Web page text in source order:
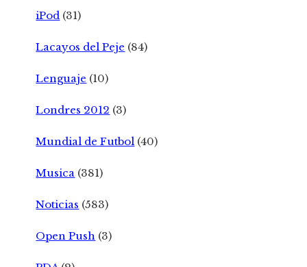
iPod (31)
Lacayos del Peje (84)
Lenguaje (10)
Londres 2012 (3)
Mundial de Futbol (40)
Musica (381)
Noticias (583)
Open Push (3)